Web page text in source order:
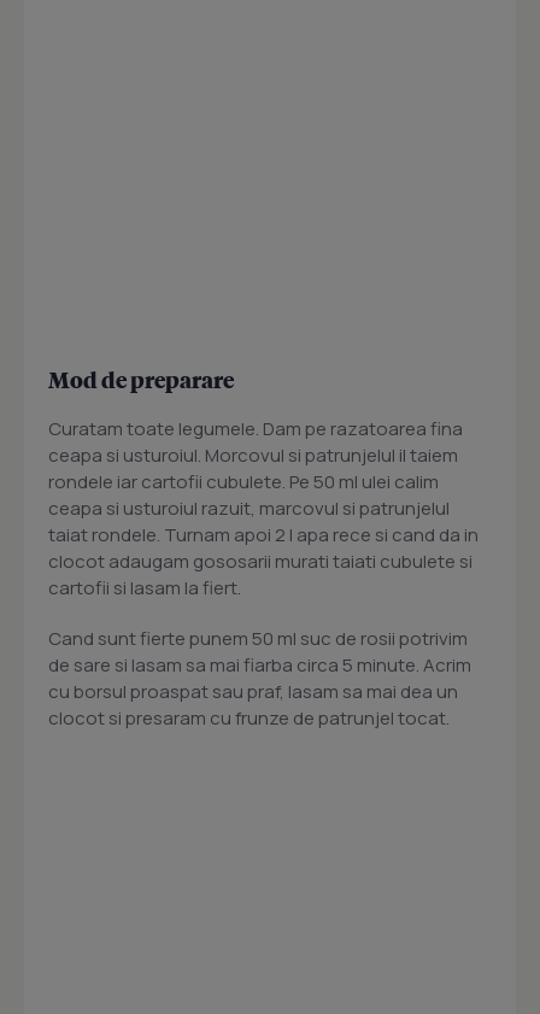
Mod de preparare
Curatam toate legumele. Dam pe razatoarea fina
ceapa si usturoiul. Morcovul si patrunjelul il taiem
rondele iar cartofii cubulete. Pe 50 ml ulei calim
ceapa si usturoiul razuit, marcovul si patrunjelul
taiat rondele. Turnam apoi 2 l apa rece si cand da in
clocot adaugam gososarii murati taiati cubulete si
cartofii si lasam la fiert.
Cand sunt fierte punem 50 ml suc de rosii potrivim
de sare si lasam sa mai fiarba circa 5 minute. Acrim
cu borsul proaspat sau praf, lasam sa mai dea un
clocot si presaram cu frunze de patrunjel tocat.